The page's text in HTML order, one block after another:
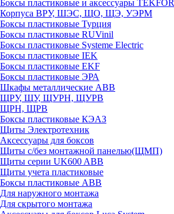
Боксы пластиковые и аксессуары TEKFOR
Корпуса ВРУ, ШЭС, ЩО, ЩЭ, УЭРМ
Боксы пластиковые Турция
Боксы пластиковые RUVinil
Боксы пластиковые Systeme Electric
Боксы пластиковые IEK
Боксы пластиковые EKF
Боксы пластиковые ЭРА
Шкафы металлические ABB
ЩРУ, ЩУ, ЩУРН, ЩУРВ
ЩРН, ЩРВ
Боксы пластиковые КЭАЗ
Щиты Электротехник
Аксессуары для боксов
Щиты с/без монтажной панелью(ЩМП)
Щиты серии UK600 ABB
Щиты учета пластиковые
Боксы пластиковые ABB
Для наружного монтажа
Для скрытого монтажа